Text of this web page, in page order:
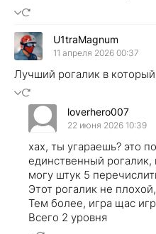
U1traMagnum
11 апреля 2026 00:37
Лучший рогалик в который
loverhero007
22 июня 2026 10:39
хах, ты угараешь? это
единственный
могу штук 5
Этот рогалик не
Тем более, игра щас
Всего 2 уровня